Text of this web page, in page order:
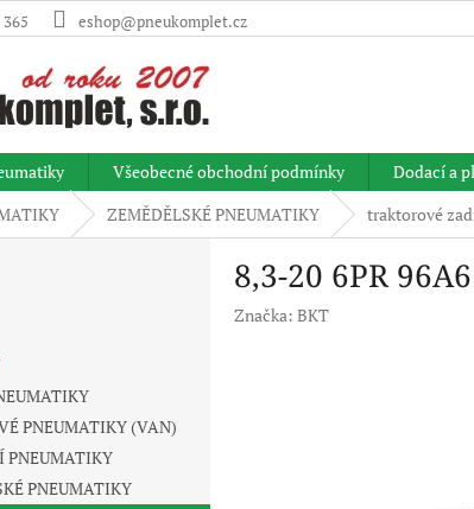
eshop@pneukomplet.cz
Všeobecné obchodní podmínky Dodací a
ZEMĚDĚLSKÉ PNEUMATIKY traktorové
PNEUMATIKY (VAN)
PNEUMATIKY
PNEUMATIKY
8,3-20 6PR
Značka: BKT